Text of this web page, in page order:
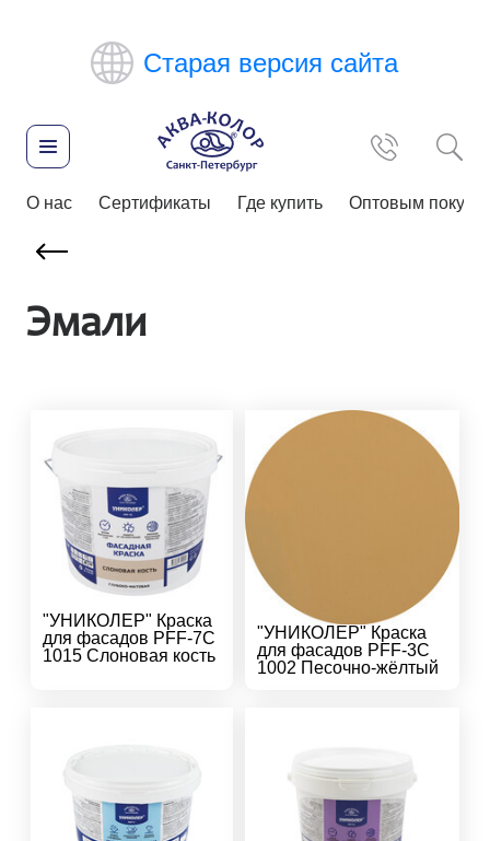
Старая версия сайта
О нас Сертификаты Где купить Оптовым
Эмали
"УНИКОЛЕР" Краска
для фасадов PFF-7C
1015 Слоновая кость
"УНИКОЛЕР" Краска
для фасадов PFF-3C
1002 Песочно-жёлтый